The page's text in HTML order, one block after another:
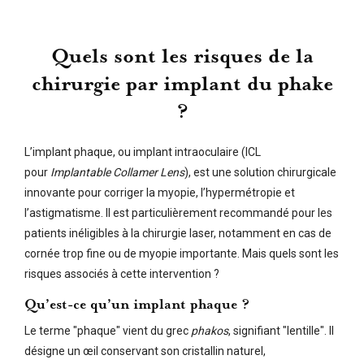
Quels sont les risques de la
chirurgie par implant du phake
?
L’implant phaque, ou implant intraoculaire (ICL
pour Implantable Collamer Lens), est une solution chirurgicale
innovante pour corriger la myopie, l’hypermétropie et
l’astigmatisme. Il est particulièrement recommandé pour les
patients inéligibles à la chirurgie laser, notamment en cas de
cornée trop fine ou de myopie importante. Mais quels sont les
risques associés à cette intervention ?
Qu’est-ce qu’un implant phaque ?
Le terme "phaque" vient du grec phakos, signifiant "lentille". Il
désigne un œil conservant son cristallin naturel,